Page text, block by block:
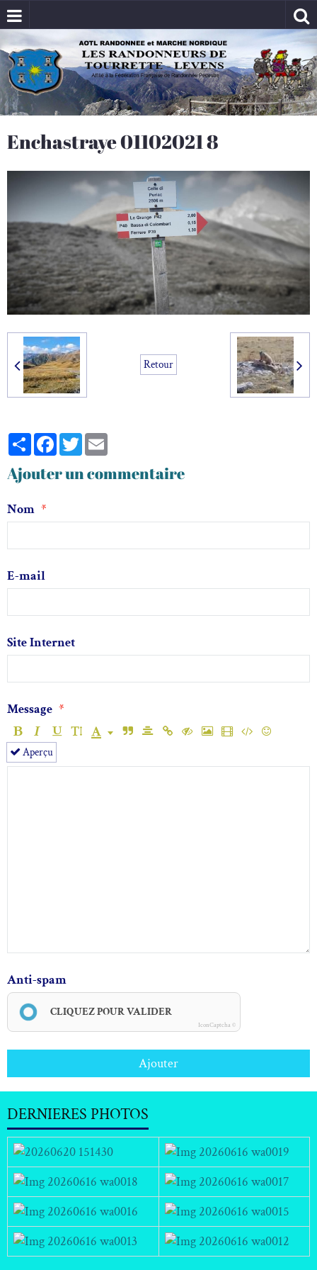
Enchastraye 01102021 8
Retour
PartagerFacebook
Twitter
Ajouter un commentaire
Nom
E-mail
Site Internet
Message
Aperçu
Anti-spam
CLIQUEZ POUR VALIDER
IconCaptcha ©
Ajouter
DERNIERES PHOTOS